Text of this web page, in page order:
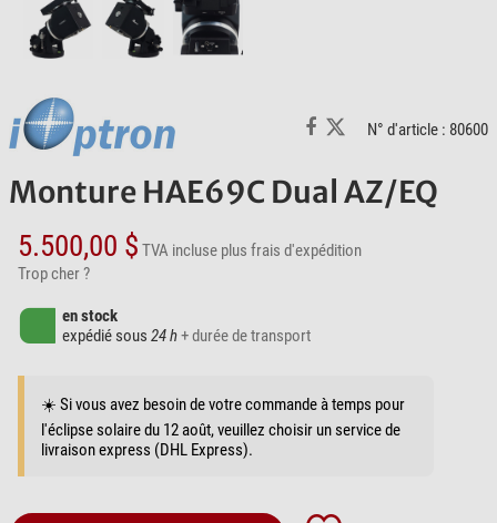
N° d'article : 80600
Monture HAE69C Dual AZ/EQ
5.500,00 $ TVA incluse plus frais d'expédition
Trop cher ?
en stock
expédié sous 24 h+ durée de transport
☀️ Si vous avez besoin de votre commande à temps pour
l'éclipse solaire du 12 août, veuillez choisir un service de
livraison express (DHL Express).